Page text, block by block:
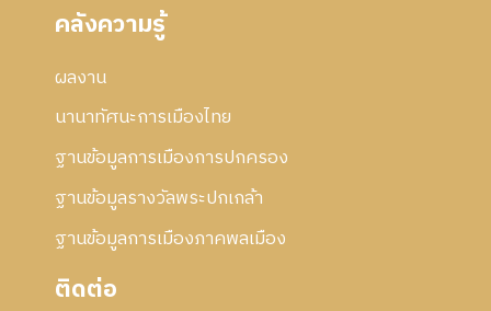
คลังความรู้
ผลงาน
นานาทัศนะการเมืองไทย
ฐานข้อมูลการเมืองการปกครอง
ฐานข้อมูลรางวัลพระปกเกล้า
ฐานข้อมูลการเมืองภาคพลเมือง
ติดต่อ